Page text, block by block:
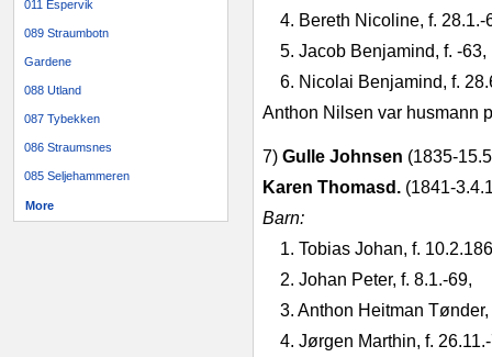
011 Espervik
089 Straumbotn
Gardene
088 Utland
087 Tybekken
086 Straumsnes
085 Seljehammeren
More
4. Bereth Nicoline, f. 28.1.-
5. Jacob Benjamind, f. -63,
6. Nicolai Benjamind, f.
Anthon Nilsen var husmann
7) Gulle Johnsen (1835-
Karen Tho­masd. (1841-
Barn:
1. Tobias Johan, f.
2. Johan Peter, f. 8.1.-69,
3. Anthon Heitman
4. Jørgen Marthin, f.